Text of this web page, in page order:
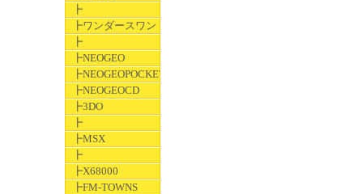
┣
┣ワンダースワン
┣
┣NEOGEO
┣NEOGEOPOCKET
┣NEOGEOCD
┣3DO
┣
┣MSX
┣
┣X68000
┣FM-TOWNS